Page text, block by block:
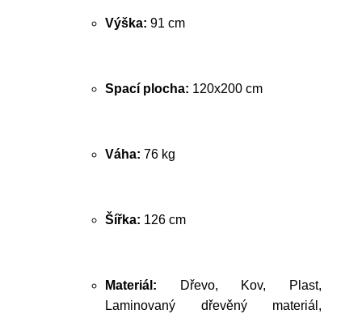
Výška: 91 cm
Spací plocha: 120x200 cm
Váha: 76 kg
Šířka: 126 cm
Materiál: Dřevo, Kov, Plast,
Laminovaný dřevěný materiál,